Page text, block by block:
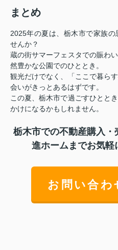
まとめ
2025年の夏は、栃木市で家族
せんか？
蔵の街サマーフェスタでの賑わ
然豊かな公園でのひととき。
観光だけでなく、「ここで暮ら
会いがきっとあるはずです。
この夏、栃木市で過ごすひとと
かけになるかもしれません。
栃木市での不動産購入・
進ホームまでお気軽
お問い合わ